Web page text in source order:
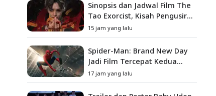
Sinopsis dan Jadwal Film The
Tao Exorcist, Kisah Pengusir
Setan Melawan Kutukan
Mematikan
15 jam yang lalu
Spider-Man: Brand New Day
Jadi Film Tercepat Kedua
yang Berhasil Tembus US$1
Miliar
17 jam yang lalu